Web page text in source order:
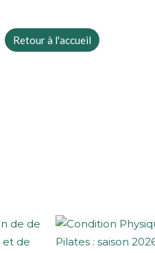
Retour à l'accueil